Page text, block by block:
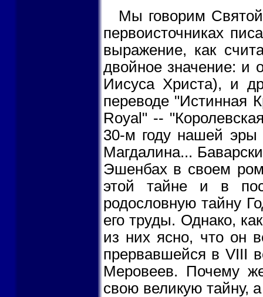
Мы говорим
первоисточниках
выражение, как
двойное значение: и
Иисуса Христа), и
переводе "Истинная
Royal" --
30-м году нашей
Магдалина...
Эшенбах в своем
этой тайне и в
родословную тайну
его труды. Однако,
из них ясно, что он
прервавшейся в VIII
Меровеев. Почему
свою великую тайну,